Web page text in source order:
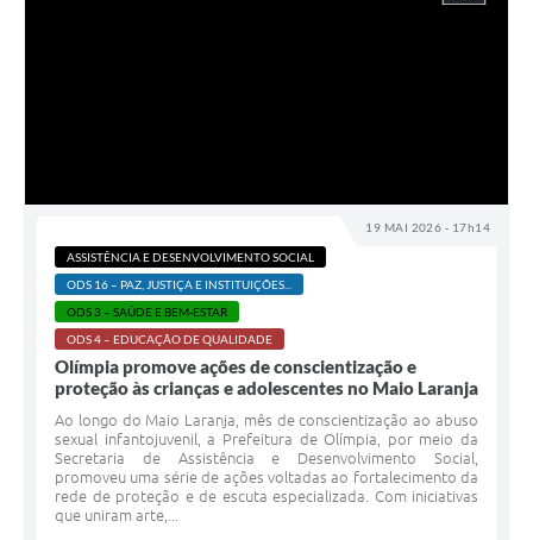
19 MAI 2026 - 17h14
ASSISTÊNCIA E DESENVOLVIMENTO SOCIAL
ODS 16 – PAZ, JUSTIÇA E INSTITUIÇÕES...
ODS 3 – SAÚDE E BEM-ESTAR
ODS 4 – EDUCAÇÃO DE QUALIDADE
Olímpia promove ações de conscientização e
proteção às crianças e adolescentes no Maio Laranja
Ao longo do Maio Laranja, mês de conscientização ao abuso
sexual infantojuvenil, a Prefeitura de Olímpia, por meio da
Secretaria de Assistência e Desenvolvimento Social,
promoveu uma série de ações voltadas ao fortalecimento da
rede de proteção e de escuta especializada. Com iniciativas
que uniram arte,...